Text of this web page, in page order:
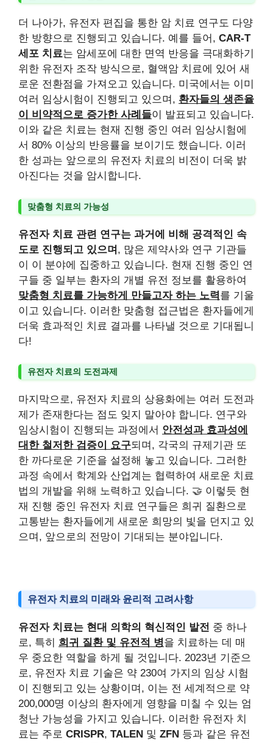
더 나아가, 유전자 편집을 통한 암 치료 연구도 다양
한 방향으로 진행되고 있습니다. 예를 들어, CAR-T
세포 치료는 암세포에 대한 면역 반응을 극대화하기
위한 유전자 조작 방식으로, 혈액암 치료에 있어 새
로운 전환점을 가져오고 있습니다. 미국에서는 이미
여러 임상시험이 진행되고 있으며, 환자들의 생존율
이 비약적으로 증가한 사례들이 발표되고 있습니다.
이와 같은 치료는 현재 진행 중인 여러 임상시험에
서 80% 이상의 반응률을 보이기도 했습니다. 이러
한 성과는 앞으로의 유전자 치료의 비전이 더욱 밝
아진다는 것을 암시합니다.
맞춤형 치료의 가능성
유전자 치료 관련 연구는 과거에 비해 공격적인 속
도로 진행되고 있으며 , 많은 제약사와 연구 기관들
이 이 분야에 집중하고 있습니다. 현재 진행 중인 연
구들 중 일부는 환자의 개별 유전 정보를 활용하여
맞춤형 치료를 가능하게 만들고자 하는 노력를 기울
이고 있습니다. 이러한 맞춤형 접근법은 환자들에게
더욱 효과적인 치료 결과를 나타낼 것으로 기대됩니
다!
유전자 치료의 도전과제
마지막으로, 유전자 치료의 상용화에는 여러 도전과
제가 존재한다는 점도 잊지 말아야 합니다. 연구와
임상시험이 진행되는 과정에서 안전성과 효과성에
대한 철저한 검증이 요구되며, 각국의 규제기관 또
한 까다로운 기준을 설정해 놓고 있습니다. 그러한
과정 속에서 학계와 산업계는 협력하여 새로운 치료
법의 개발을 위해 노력하고 있습니다. 🤝 이렇듯 현
재 진행 중인 유전자 치료 연구들은 희귀 질환으로
고통받는 환자들에게 새로운 희망의 빛을 던지고 있
으며, 앞으로의 전망이 기대되는 분야입니다.
유전자 치료의 미래와 윤리적 고려사항
유전자 치료는 현대 의학의 혁신적인 발전 중 하나
로, 특히 희귀 질환 및 유전적 병을 치료하는 데 매
우 중요한 역할을 하게 될 것입니다. 2023년 기준으
로, 유전자 치료 기술은 약 230여 가지의 임상 시험
이 진행되고 있는 상황이며, 이는 전 세계적으로 약
200,000명 이상의 환자에게 영향을 미칠 수 있는 엄
청난 가능성을 가지고 있습니다. 이러한 유전자 치
료는 주로 CRISPR, TALEN 및 ZFN 등과 같은 유전